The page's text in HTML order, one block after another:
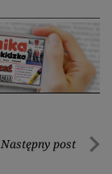
Następny post